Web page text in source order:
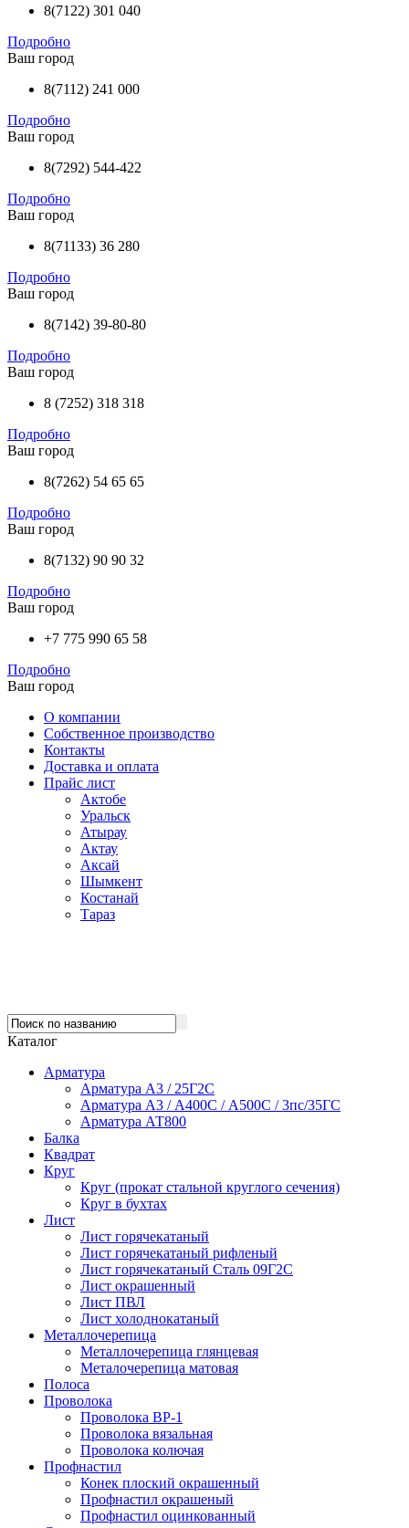
8(7122) 301 040
Подробно
Ваш город
8(7112) 241 000
Подробно
Ваш город
8(7292) 544-422
Подробно
Ваш город
8(71133) 36 280
Подробно
Ваш город
8(7142) 39-80-80
Подробно
Ваш город
8 (7252) 318 318
Подробно
Ваш город
8(7262) 54 65 65
Подробно
Ваш город
8(7132) 90 90 32
Подробно
Ваш город
+7 775 990 65 58
Подробно
Ваш город
О компании
Собственное производство
Контакты
Доставка и оплата
Прайс лист
Актобе
Уральск
Атырау
Актау
Аксай
Шымкент
Костанай
Тараз
Каталог
Арматура
Арматура А3 / 25Г2С
Арматура А3 / А400С / А500С / 3пс/35ГС
Арматура АТ800
Балка
Квадрат
Круг
Круг (прокат стальной круглого сечения)
Круг в бухтах
Лист
Лист горячекатаный
Лист горячекатаный рифленый
Лист горячекатаный Сталь 09Г2С
Лист окрашенный
Лист ПВЛ
Лист холоднокатаный
Металлочерепица
Металлочерепица глянцевая
Металочерепица матовая
Полоса
Проволока
Проволока ВР-1
Проволока вязальная
Проволока колючая
Профнастил
Конек плоский окрашенный
Профнастил окрашеный
Профнастил оцинкованный